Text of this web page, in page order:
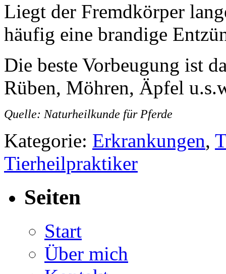
Liegt der Fremdkörper
häufig eine brandige
Die beste Vorbeugung ist
Rüben, Möhren, Äpfel
Quelle: Naturheilkunde für Pferde
Kategorie: Erkrankungen,
Tierheilpraktiker
Seiten
Start
Über mich